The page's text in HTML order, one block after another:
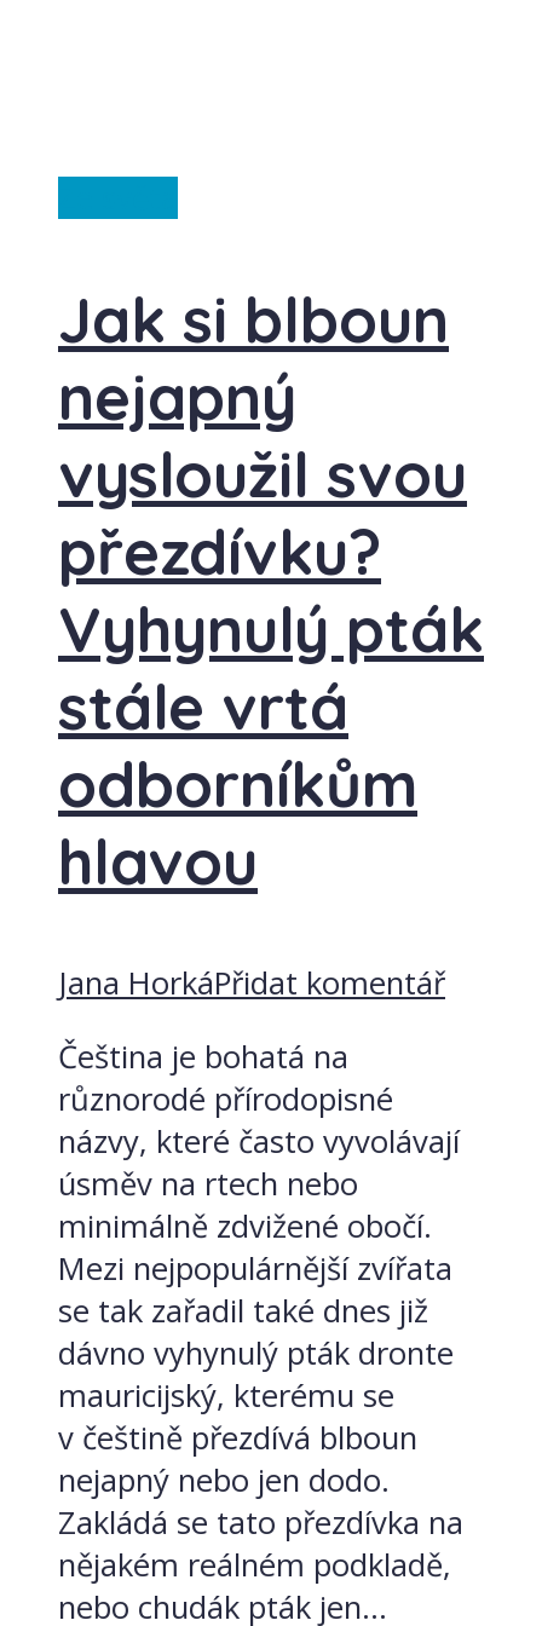
Jak si blboun
nejapný
vysloužil svou
přezdívku?
Vyhynulý pták
stále vrtá
odborníkům
hlavou
Jana HorkáPřidat komentář
Čeština je bohatá na
různorodé přírodopisné
názvy, které často vyvolávají
úsměv na rtech nebo
minimálně zdvižené obočí.
Mezi nejpopulárnější zvířata
se tak zařadil také dnes již
dávno vyhynulý pták dronte
mauricijský, kterému se
v češtině přezdívá blboun
nejapný nebo jen dodo.
Zakládá se tato přezdívka na
nějakém reálném podkladě,
nebo chudák pták jen...